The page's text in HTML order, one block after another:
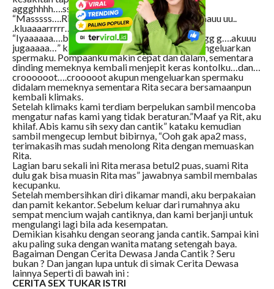
aggghhhh….ssshhhhh” desisnya.
“Masssss….Ritaaaa….gakkkk…tahaaaannn….mauu uu..
.kluaaaarrrrr… lagiiiiiiii”,
“Iyaaaaaa….babiiiii…..ayyyyoooo….bareeengggg g….akuuu
jugaaaaa…” kataku ketika kurasa aku akan mengeluarkan
spermaku. Pompaanku makin cepat dan dalam, sementara
dinding memeknya kembali menjepit keras kontolku…dan…
croooooot….crooooot akupun mengeluarkan spermaku
didalam memeknya sementara Rita secara bersamaanpun
kembali klimaks.
Setelah klimaks kami terdiam berpelukan sambil mencoba
mengatur nafas kami yang tidak beraturan.”Maaf ya Rit, aku
khilaf. Abis kamu sih sexy dan cantik” kataku kemudian
sambil mengecup lembut bibirnya, “Ooh gak apa2 mass,
terimakasih mas sudah menolong Rita dengan memuaskan
Rita.
Lagian baru sekali ini Rita merasa betul2 puas, suami Rita
dulu gak bisa muasin Rita mas” jawabnya sambil membalas
kecupanku.
Setelah membersihkan diri dikamar mandi, aku berpakaian
dan pamit kekantor. Sebelum keluar dari rumahnya aku
sempat mencium wajah cantiknya, dan kami berjanji untuk
mengulangi lagi bila ada kesempatan.
Demikian kisahku dengan seorang janda cantik. Sampai kini
aku paling suka dengan wanita matang setengah baya.
Bagaiman Dengan Cerita Dewasa Janda Cantik ? Seru
bukan ? Dan jangan lupa untuk di simak Cerita Dewasa
lainnya Seperti di bawah ini :
CERITA SEX TUKAR ISTRI